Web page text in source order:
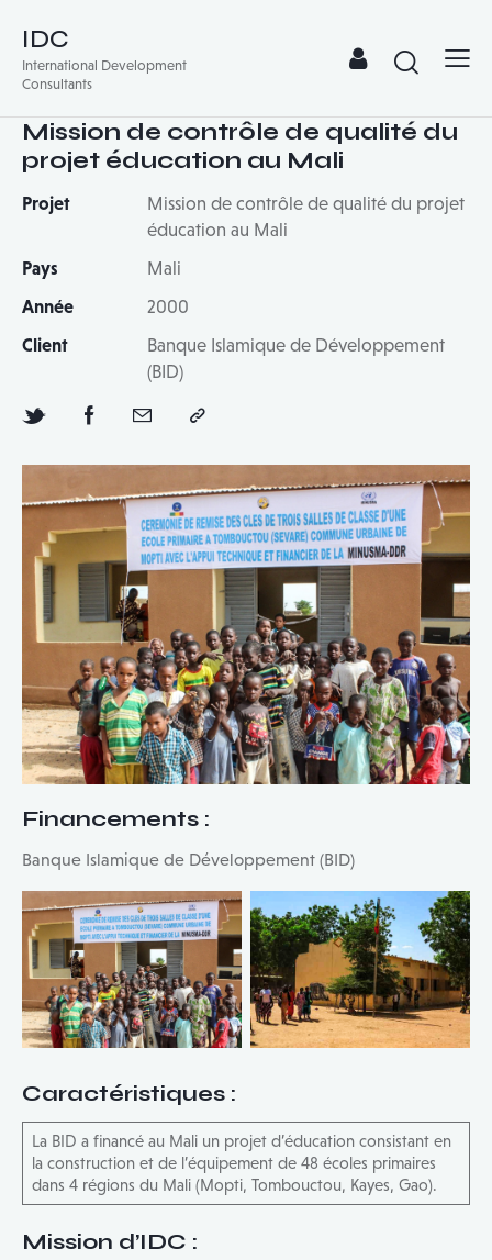
IDC
International Development
Consultants
Mission de contrôle de qualité du
projet éducation au Mali
Projet
Mission de contrôle de qualité du projet
éducation au Mali
Pays
Mali
Année
2000
Client
Banque Islamique de Développement
(BID)
Financements :
Banque Islamique de Développement (BID)
Caractéristiques :
La BID a financé au Mali un projet d’éducation consistant en
la construction et de l’équipement de 48 écoles primaires
dans 4 régions du Mali (Mopti, Tombouctou, Kayes, Gao).
Mission d’IDC :